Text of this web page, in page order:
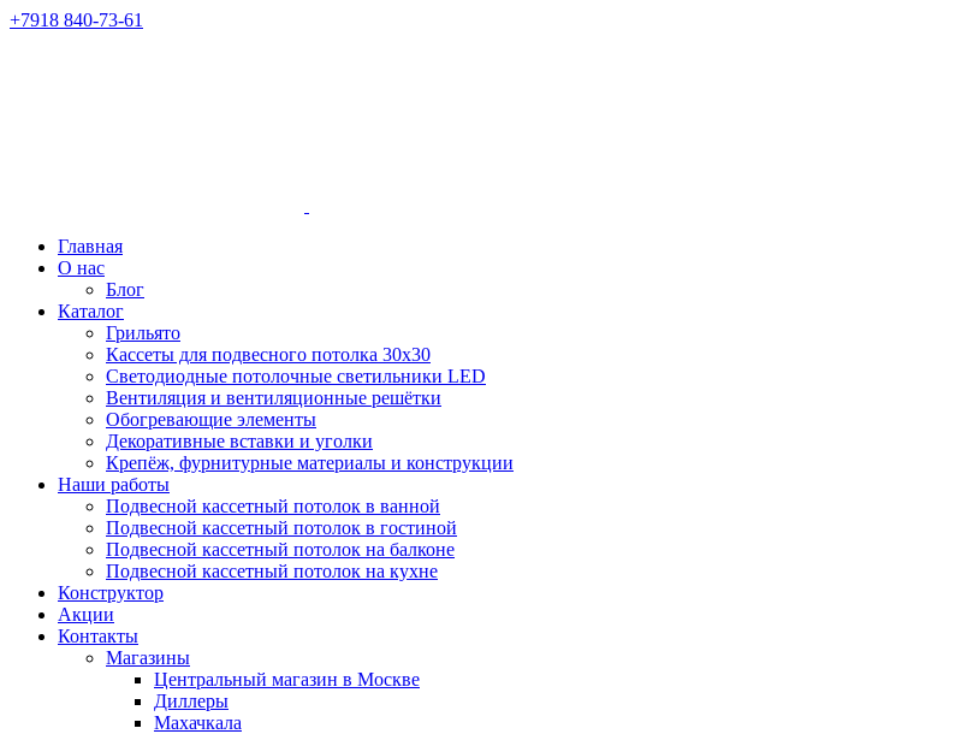
+7918 840-73-61
Главная
О нас
Блог
Каталог
Грильято
Кассеты для подвесного потолка 30х30
Светодиодные потолочные светильники LED
Вентиляция и вентиляционные решётки
Обогревающие элементы
Декоративные вставки и уголки
Крепёж, фурнитурные материалы и конструкции
Наши работы
Подвесной кассетный потолок в ванной
Подвесной кассетный потолок в гостиной
Подвесной кассетный потолок на балконе
Подвесной кассетный потолок на кухне
Конструктор
Акции
Контакты
Магазины
Центральный магазин в Москве
Диллеры
Махачкала